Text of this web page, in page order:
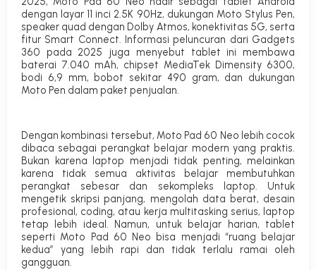
dengan layar 11 inci 2.5K 90Hz, dukungan Moto Stylus Pen,
speaker quad dengan Dolby Atmos, konektivitas 5G, serta
fitur Smart Connect. Informasi peluncuran dari Gadgets
360 pada 2025 juga menyebut tablet ini membawa
baterai 7.040 mAh, chipset MediaTek Dimensity 6300,
bodi 6,9 mm, bobot sekitar 490 gram, dan dukungan
Moto Pen dalam paket penjualan.
Dengan kombinasi tersebut, Moto Pad 60 Neo lebih cocok
dibaca sebagai perangkat belajar modern yang praktis.
Bukan karena laptop menjadi tidak penting, melainkan
karena tidak semua aktivitas belajar membutuhkan
perangkat sebesar dan sekompleks laptop. Untuk
mengetik skripsi panjang, mengolah data berat, desain
profesional, coding, atau kerja multitasking serius, laptop
tetap lebih ideal. Namun, untuk belajar harian, tablet
seperti Moto Pad 60 Neo bisa menjadi “ruang belajar
kedua” yang lebih rapi dan tidak terlalu ramai oleh
gangguan.